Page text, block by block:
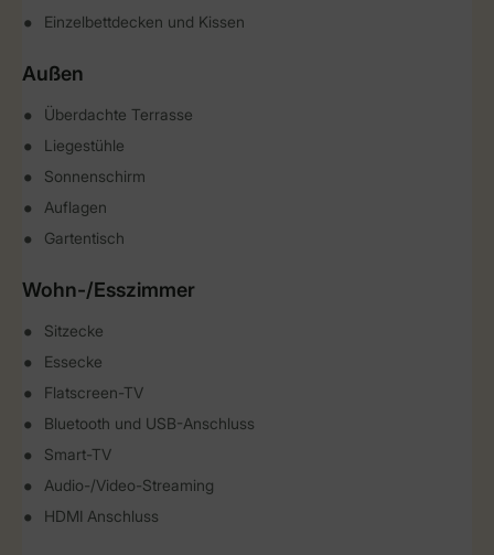
Einzelbettdecken und Kissen
Außen
Überdachte Terrasse
Liegestühle
Sonnenschirm
Auflagen
Gartentisch
Wohn-/Esszimmer
Sitzecke
Essecke
Flatscreen-TV
Bluetooth und USB-Anschluss
Smart-TV
Audio-/Video-Streaming
HDMI Anschluss